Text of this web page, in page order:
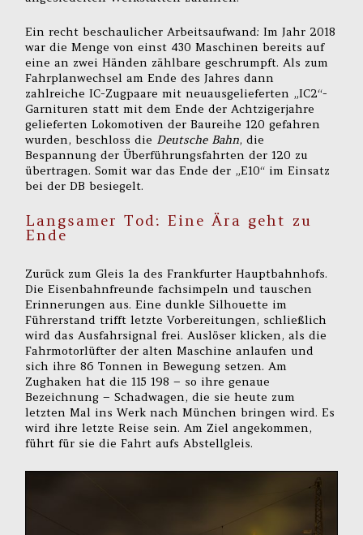
Ein recht beschaulicher Arbeitsaufwand: Im Jahr 2018
war die Menge von einst 430 Maschinen bereits auf
eine an zwei Händen zählbare geschrumpft. Als zum
Fahrplanwechsel am Ende des Jahres dann
zahlreiche IC-Zugpaare mit neuausgelieferten „IC2“-
Garnituren statt mit dem Ende der Achtzigerjahre
gelieferten Lokomotiven der Baureihe 120 gefahren
wurden, beschloss die Deutsche Bahn, die
Bespannung der Überführungsfahrten der 120 zu
übertragen. Somit war das Ende der „E10“ im Einsatz
bei der DB besiegelt.
Langsamer Tod: Eine Ära geht zu
Ende
Zurück zum Gleis 1a des Frankfurter Hauptbahnhofs.
Die Eisenbahnfreunde fachsimpeln und tauschen
Erinnerungen aus. Eine dunkle Silhouette im
Führerstand trifft letzte Vorbereitungen, schließlich
wird das Ausfahrsignal frei. Auslöser klicken, als die
Fahrmotorlüfter der alten Maschine anlaufen und
sich ihre 86 Tonnen in Bewegung setzen. Am
Zughaken hat die 115 198 – so ihre genaue
Bezeichnung – Schadwagen, die sie heute zum
letzten Mal ins Werk nach München bringen wird. Es
wird ihre letzte Reise sein. Am Ziel angekommen,
führt für sie die Fahrt aufs Abstellgleis.